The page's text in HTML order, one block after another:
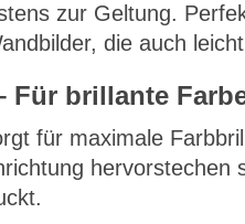
zur Geltung.
die auch
Für brillante
für maximale
hervorstechen